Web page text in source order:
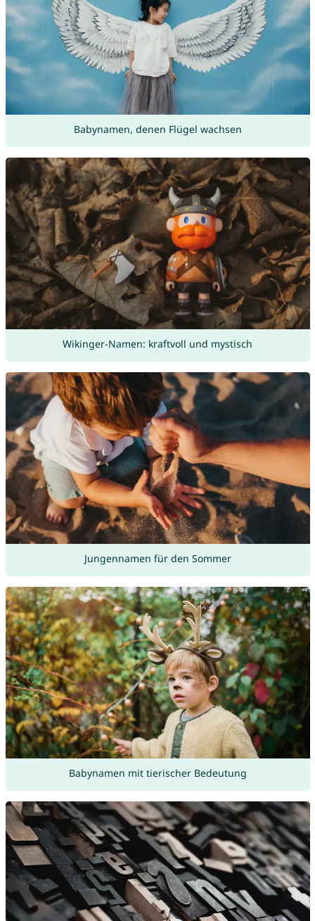
Babynamen, denen Flügel wachsen
Wikinger-Namen: kraftvoll und mystisch
Jungennamen für den Sommer
Babynamen mit tierischer Bedeutung